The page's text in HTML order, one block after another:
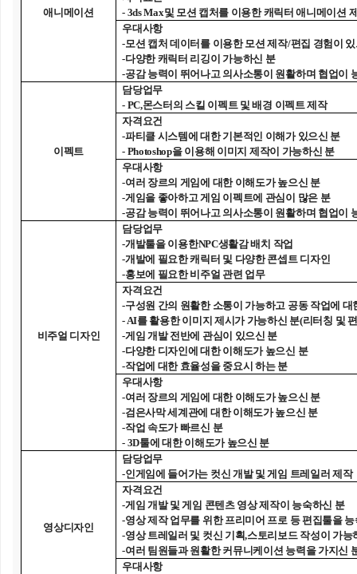
애니메이션
- 3ds Max및 모션 캡처를 이용한 캐릭터 애니메이션
우대사항
-모션 캡처 데이터를 이용한 모션 제작/편집 경험이
-다양한 캐릭터 리깅이 가능하신 분
-공감 능력이 뛰어나고 의사소통이 원활하며 협업이
이펙트
담당업무
- PC,몬스터의 스킬 이펙트 및 배경 이펙트 제작
자격요건
-파티클 시스템에 대한 기본적인 이해가 있으신 분
- Photoshop을 이용해 이미지 제작이 가능하신 분
우대사항
-여러 장르의 게임에 대한 이해도가 높으신 분
-게임을 좋아하고 게임 이펙트에 관심이 많은 분
-공감 능력이 뛰어나고 의사소통이 원활하며 협업이
비주얼 디자인
담당업무
-개발툴을 이용한NPC생활감 배치 작업
-개발에 필요한 캐릭터 및 다양한 콘셉트 디자인
-홍보에 필요한 비주얼 관련 업무
자격요건
-구성원 간의 원활한 소통이 가능하고 공동 작업에 대
- AI를 활용한 이미지 제시가 가능하신 분(리터칭 및
-게임 개발 전반에 관심이 있으신 분
-다양한 디자인에 대한 이해도가 높으신 분
-작업에 대한 효율성을 중요시 하는 분
우대사항
-여러 장르의 게임에 대한 이해도가 높으신 분
-검은사막 세계관에 대한 이해도가 높으신 분
-작업 속도가 빠르신 분
- 3D툴에 대한 이해도가 높으신 분
영상디자인
담당업무
-인게임에 들어가는 컷신 개발 및 게임 트레일러 제작
자격요건
-게임 개발 및 게임 콘텐츠 영상 제작이 능숙하신 분
-영상 제작 업무를 위한 프리미어 프로 등 편집툴을
-영상 트레일러 및 컷신 기획,스토리보드 작성이 가능
-여러 팀원들과 원활한 커뮤니케이션 능력을 가지신
우대사항